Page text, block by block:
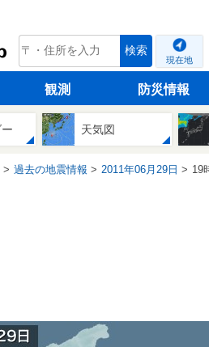
tenki.jp 検索
現在地
観測 防災情報
天気図
過去の地震情報 2011年06月29日 19